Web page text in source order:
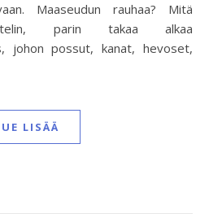
Maaseudun rauhaa? Mitä
parin takaa alkaa
johon possut, kanat, hevoset,
LISÄÄ